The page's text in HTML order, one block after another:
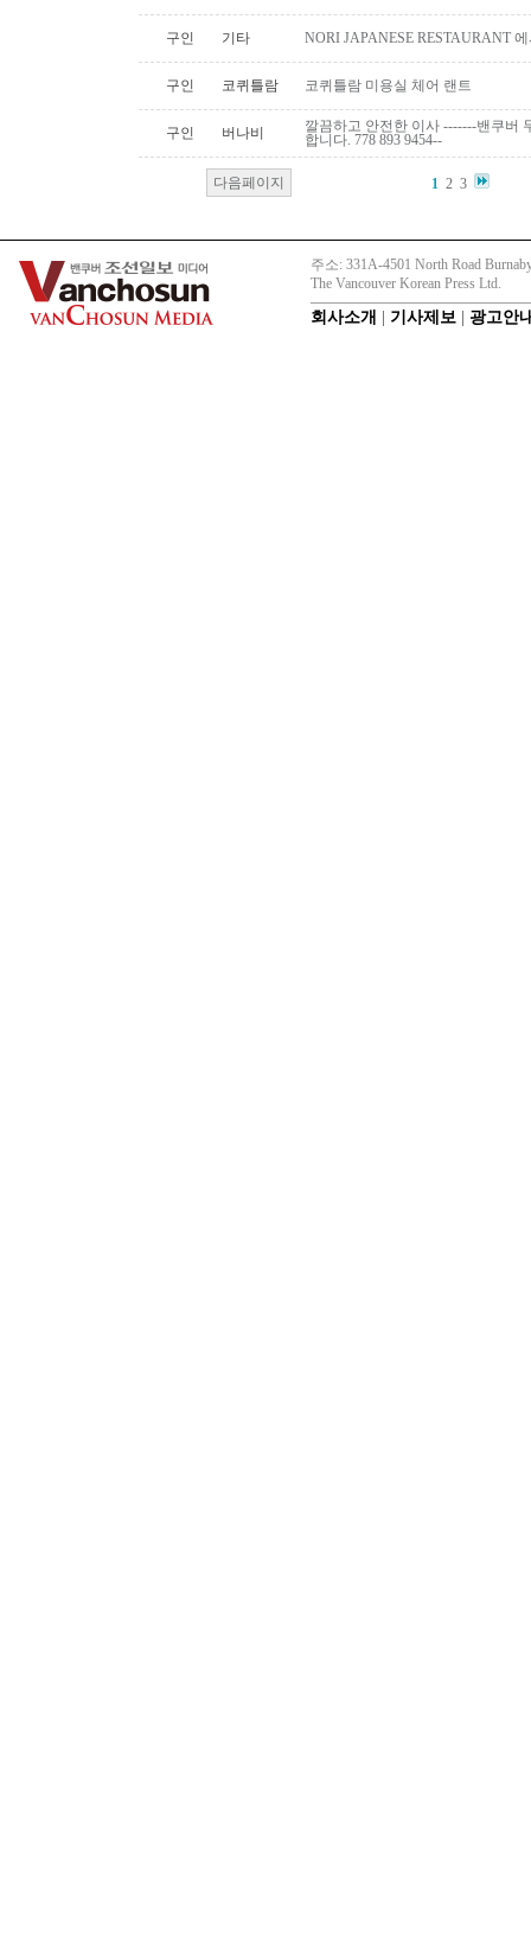
구인 기타 NORI JAPANESE RESTAURANT
구인 코퀴틀람 코퀴틀람 미용실 체어 랜트
구인 버나비
깔끔하고 안전한 이사 -------밴쿠버
합니다. 778 893 9454--
다음페이지 1 2 3
주소: 331A-4501 North Road
The Vancouver Korean Press Ltd.
회사소개 기사제보 광고안